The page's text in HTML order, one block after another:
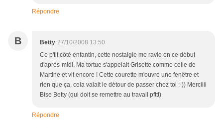
Répondre
B Betty 27/10/2008 13:50
Ce p'tit côté enfantin, cette nostalgie me ravie en ce début
d'après-midi. Ma tortue s'appelait Grisette comme celle de
Martine et vit encore ! Cette courette m'ouvre une fenêtre et
rien que ça, cela valait le détour de passer chez toi ;-)) Merciiii
Bise Betty (qui doit se remettre au travail pfttt)
Répondre